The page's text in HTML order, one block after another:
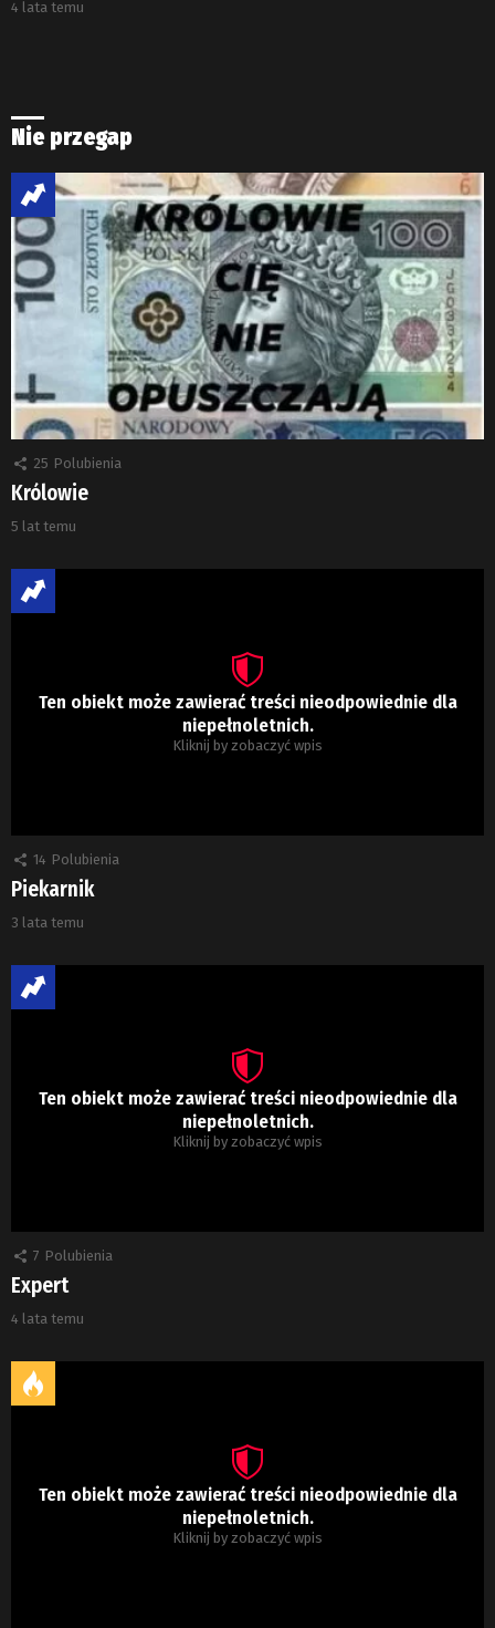
4 lata temu
Nie przegap
25 Polubienia
Królowie
5 lat temu
Ten obiekt może zawierać treści nieodpowiednie dla
niepełnoletnich.
Kliknij by zobaczyć wpis
14 Polubienia
Piekarnik
3 lata temu
Ten obiekt może zawierać treści nieodpowiednie dla
niepełnoletnich.
Kliknij by zobaczyć wpis
7 Polubienia
Expert
4 lata temu
Ten obiekt może zawierać treści nieodpowiednie dla
niepełnoletnich.
Kliknij by zobaczyć wpis